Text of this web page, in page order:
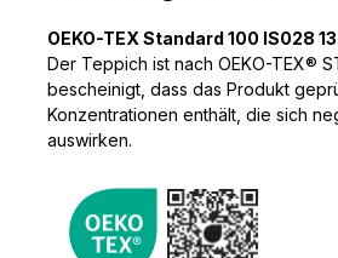
OEKO-TEX Standard 100 IS028
Der Teppich ist nach OEKO-TEX®
bescheinigt, dass das Produkt
Konzentrationen enthält, die sich
auswirken.
Wir verwenden Cookies,
können und um unseren
Website an unsere
mit weiteren Daten
Notwendig